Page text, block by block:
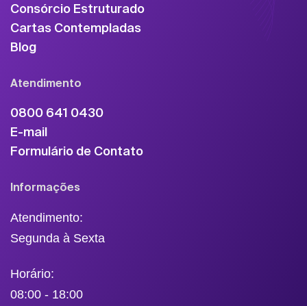
Consórcio Estruturado
Cartas Contempladas
Blog
Atendimento
0800 641 0430
E-mail
Formulário de Contato
Informações
Atendimento:
Segunda à Sexta
Horário:
08:00 - 18:00